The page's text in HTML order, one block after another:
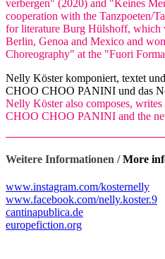
verbergen" (2020) and "Keines
cooperation with the Tanzpoeten/
for literature Burg Hülshoff, which
Berlin, Genoa and Mexico and
Choreography" at the "Fuori
Nelly Köster komponiert, textet
CHOO CHOO PANINI und das
Nelly Köster also composes,
CHOO CHOO PANINI and the
Weitere Informationen /More
www.instagram.com/kosternelly
www.facebook.com/nelly.koster.9
cantinapublica.de
europefiction.org